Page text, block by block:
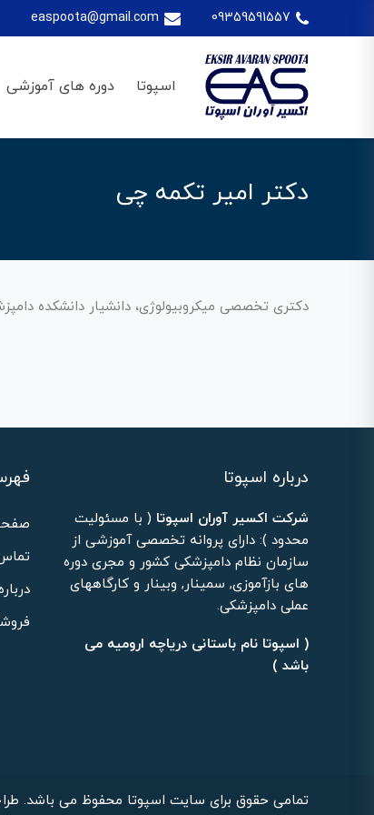
09359591557
easpoota@gmail.com
اسپوتا دوره های آموزشی
دکتر امیر تکمه چی
دکتری تخصصی میکروبیولوژی، دانشیار دانشکده
درباره اسپوتا
شرکت اکسیر آوران اسپوتا ( با مسئولیت
محدود ): دارای پروانه تخصصی آموزشی از
سازمان نظام دامپزشکی کشور و مجری دوره
های بازآموزی, سمینار, وبینار و کارگاههای
عملی دامپزشکی.
( اسپوتا نام باستانی دریاچه ارومیه می
باشد )
تمامی حقوق برای سایت اسپوتا محفوظ می باشد.